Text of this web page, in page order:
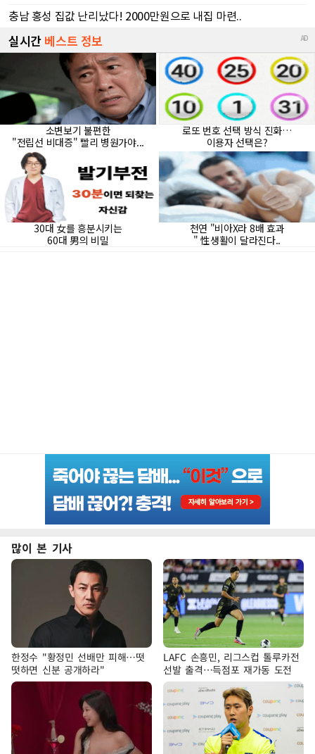
많이 본 기사
한정수 "황정민 선배만 피해…떳
떳하면 신분 공개하라"
LAFC 손흥민, 리그스컵 톨루카전
선발 출격…득점포 재가동 도전